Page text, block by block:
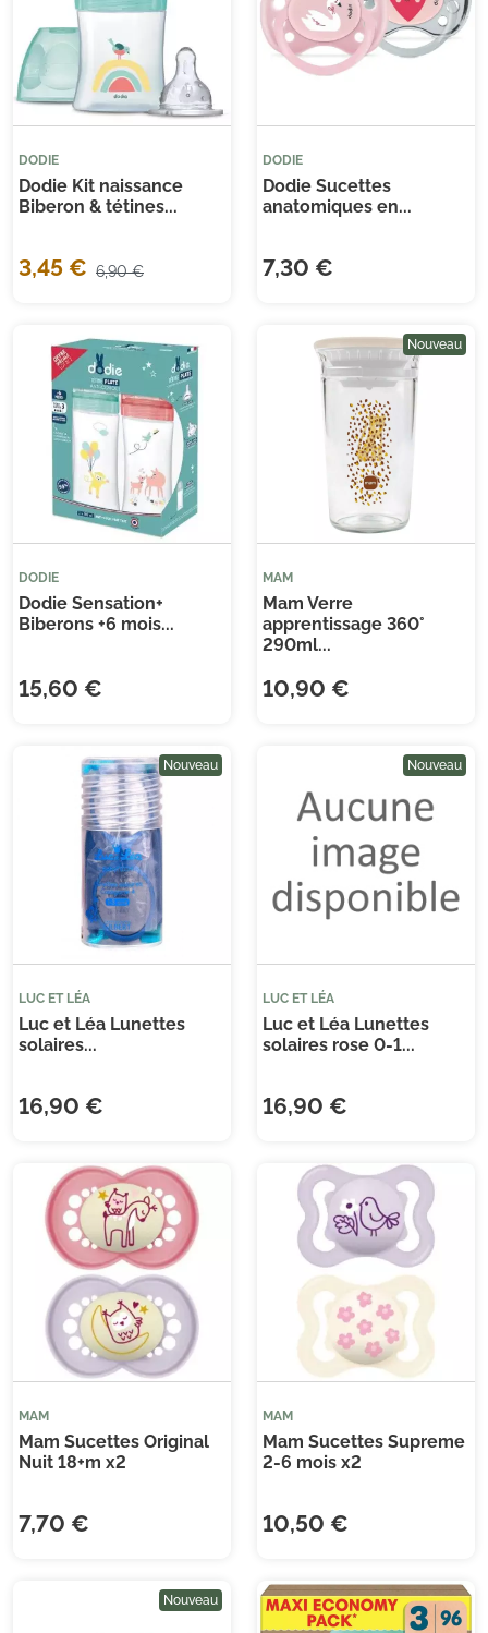
DODIE
Dodie Kit naissance
Biberon & tétines...
3,45 € 6,90 €
DODIE
Dodie Sucettes
anatomiques en...
7,30 €
DODIE
Dodie Sensation+
Biberons +6 mois...
15,60 €
Nouveau
MAM
Mam Verre
apprentissage 360°
290ml...
10,90 €
Nouveau
LUC ET LÉA
Luc et Léa Lunettes
solaires...
16,90 €
Nouveau
LUC ET LÉA
Luc et Léa Lunettes
solaires rose 0-1...
16,90 €
MAM
Mam Sucettes Original
Nuit 18+m x2
7,70 €
MAM
Mam Sucettes Supreme
2-6 mois x2
10,50 €
Nouveau
Je consens également à recevoir les offres
promotionnelles. Consultez notre politique de
confidentialité.